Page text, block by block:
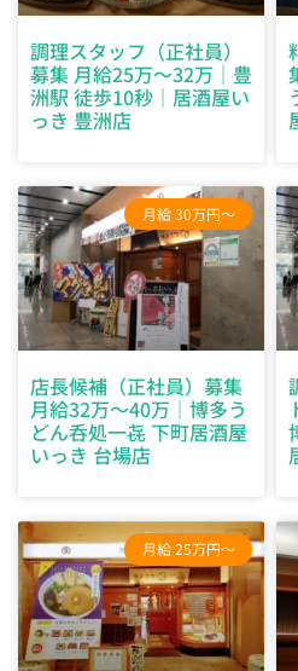
調理スタッフ（正社員）
募集 月給25万～32万｜豊
洲駅 徒歩10秒｜居酒屋い
っき 豊洲店
月給 30万円～
店長候補（正社員）募集
月給32万～40万｜博多う
どん呑処一㐂 下町居酒屋
いっき 台場店
月給 25万円～